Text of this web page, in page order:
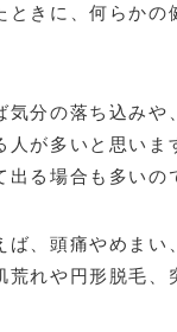
ときに、何らかの
気分の落ち込みや
人が多いと思いま
る場合も多いの
ば、頭痛やめまい
荒れや円形脱毛、